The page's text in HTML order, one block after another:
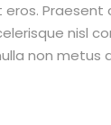
Praesent
nisl
non metus